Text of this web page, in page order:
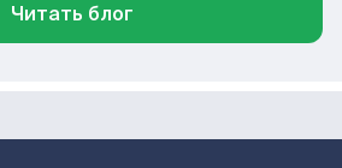
Читать блог